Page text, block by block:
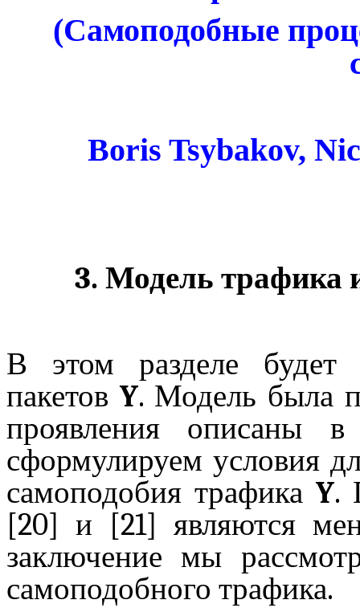
(Самоподобные
BorisTsybakov,
3. Модель трафика
В этом разделе будет
пакетовY. Модель была
проявления
сформулируем условия
самоподобия трафикаY.
[20] и [21] являются
заключение мы
самоподобного трафика.